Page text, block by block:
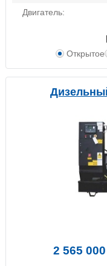
Двигатель:
Открытое
2 565 000